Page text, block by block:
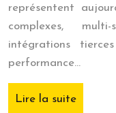
représentent
complexes,
intégrations
performance…
Lire la suite